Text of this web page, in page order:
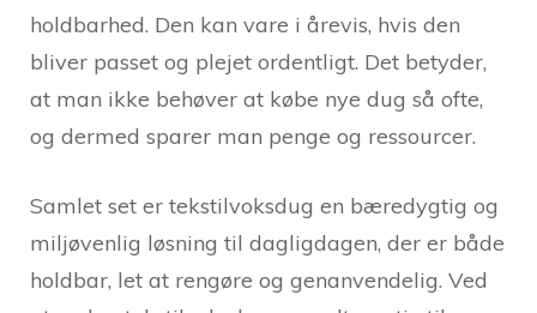
holdbarhed. Den kan vare i årevis, hvis den
bliver passet og plejet ordentligt. Det betyder,
at man ikke behøver at købe nye dug så ofte,
og dermed sparer man penge og ressourcer.
Samlet set er tekstilvoksdug en bæredygtig og
miljøvenlig løsning til dagligdagen, der er både
holdbar, let at rengøre og genanvendelig. Ved